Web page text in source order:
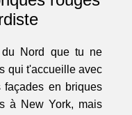
du Nord que tu ne
qui t'accueille avec
en briques
à New York, mais